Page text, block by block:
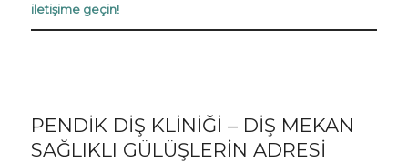
iletişime geçin!
PENDIK DIŞ KLINIĞI – DIŞ MEKAN
SAĞLIKLI GÜLÜŞLERIN ADRESI